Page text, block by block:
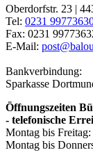
Oberdorfstr. 23 |
Tel: 0231
Fax: 0231
E-Mail:
Bankverbindung:
Sparkasse
Öffnungszeiten
- telefonische
Montag bis
Montag bis